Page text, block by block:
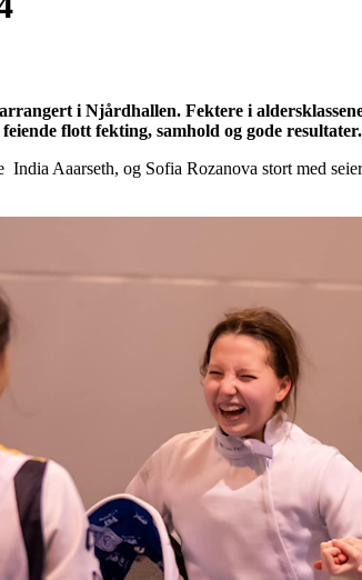
i Njårdhallen. Fektere i
flott fekting, samhold og gode
Aaarseth, og Sofia Rozanova stort med